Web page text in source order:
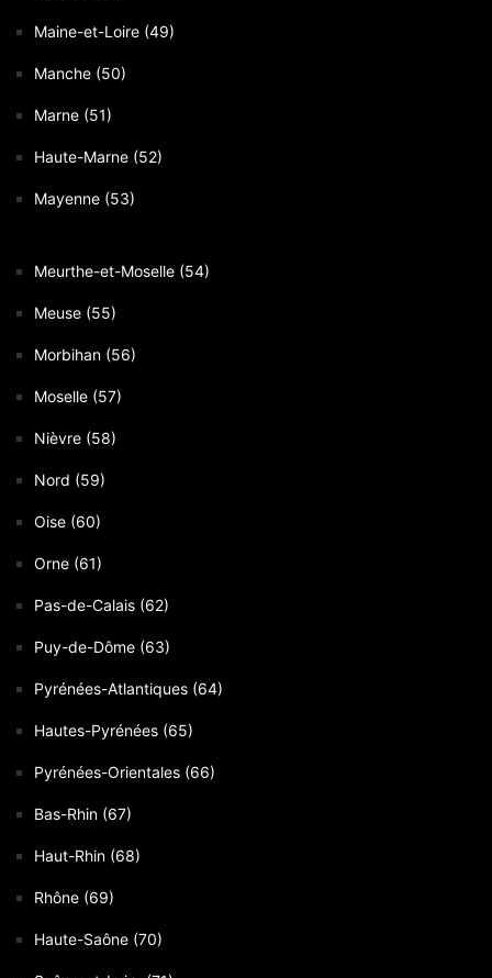
Maine-et-Loire (49)
Manche (50)
Marne (51)
Haute-Marne (52)
Mayenne (53)
Meurthe-et-Moselle (54)
Meuse (55)
Morbihan (56)
Moselle (57)
Nièvre (58)
Nord (59)
Oise (60)
Orne (61)
Pas-de-Calais (62)
Puy-de-Dôme (63)
Pyrénées-Atlantiques (64)
Hautes-Pyrénées (65)
Pyrénées-Orientales (66)
Bas-Rhin (67)
Haut-Rhin (68)
Rhône (69)
Haute-Saône (70)